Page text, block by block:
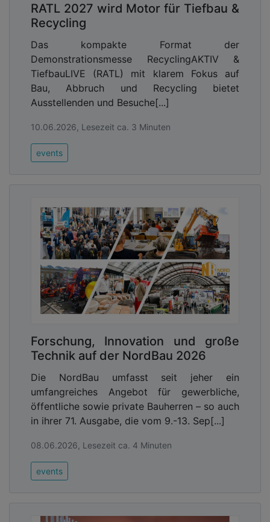
RATL 2027 wird Motor für Tiefbau &
Recycling
Das kompakte Format der
Demonstrationsmesse RecyclingAKTIV &
TiefbauLIVE (RATL) mit klarem Fokus auf
Bau, Abbruch und Recycling bietet
Ausstellenden und Besuche[...]
10.06.2026, Lesezeit ca. 3 Minuten
events
Forschung, Innovation und große
Technik auf der NordBau 2026
Die NordBau umfasst seit jeher ein
umfangreiches Angebot für gewerbliche,
öffentliche sowie private Bauherren – so auch
in ihrer 71. Ausgabe, die vom 9.-13. Sep[...]
08.06.2026, Lesezeit ca. 4 Minuten
events